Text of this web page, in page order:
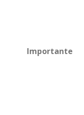
Importante